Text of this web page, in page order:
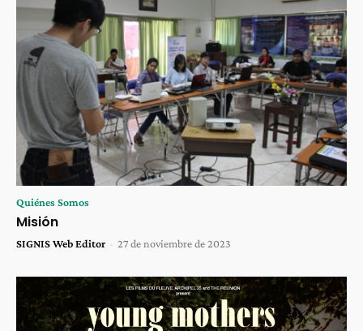
Quiénes Somos
Misión
SIGNIS Web Editor - 27 de noviembre de 2023